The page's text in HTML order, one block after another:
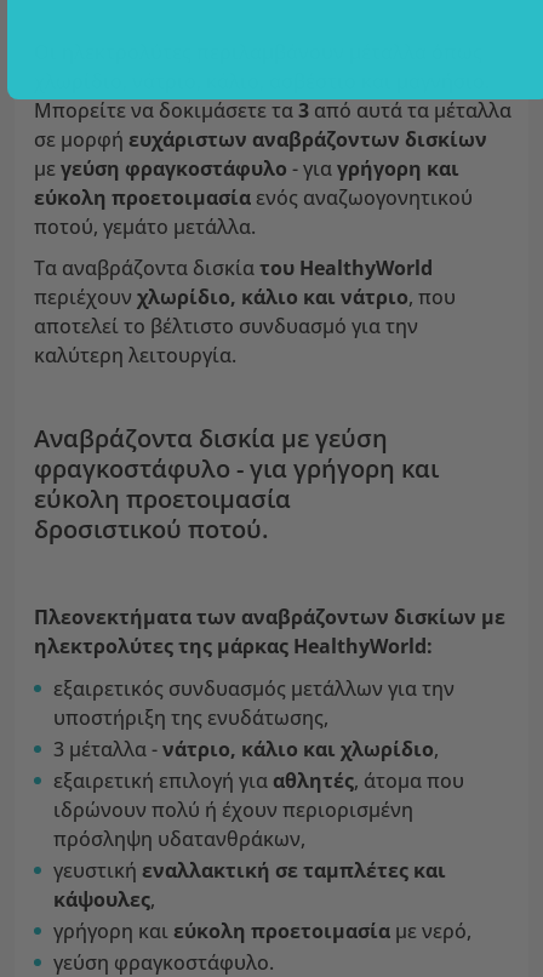
Μπορείτε να δοκιμάσετε τα3 από αυτά τα μέταλλα
σε μορφή ευχάριστων αναβράζοντων δισκίων
μεγεύση φραγκοστάφυλο - γιαγρήγορη και
εύκολη προετοιμασία ενός αναζωογονητικού
ποτού, γεμάτο μετάλλα.
Τα αναβράζοντα δισκίατου HealthyWorld
περιέχουν χλωρίδιο, κάλιο και νάτριο, που
αποτελεί το βέλτιστο συνδυασμό για την
καλύτερη λειτουργία.
Αναβράζοντα δισκία με γεύση
φραγκοστάφυλο - για γρήγορη και
εύκολη προετοιμασία
δροσιστικού ποτού.
Πλεονεκτήματα των αναβράζοντων δισκίων με
ηλεκτρολύτες της μάρκας HealthyWorld:
εξαιρετικός συνδυασμός μετάλλων για την
υποστήριξη της ενυδάτωσης,
3 μέταλλα -νάτριο, κάλιο και χλωρίδιο,
εξαιρετική επιλογή για αθλητές, άτομα που
ιδρώνουν πολύ ή έχουν περιορισμένη
πρόσληψη υδατανθράκων,
γευστική εναλλακτική σε ταμπλέτες και
κάψουλες,
γρήγορη καιεύκολη προετοιμασία με νερό,
γεύση φραγκοστάφυλο.